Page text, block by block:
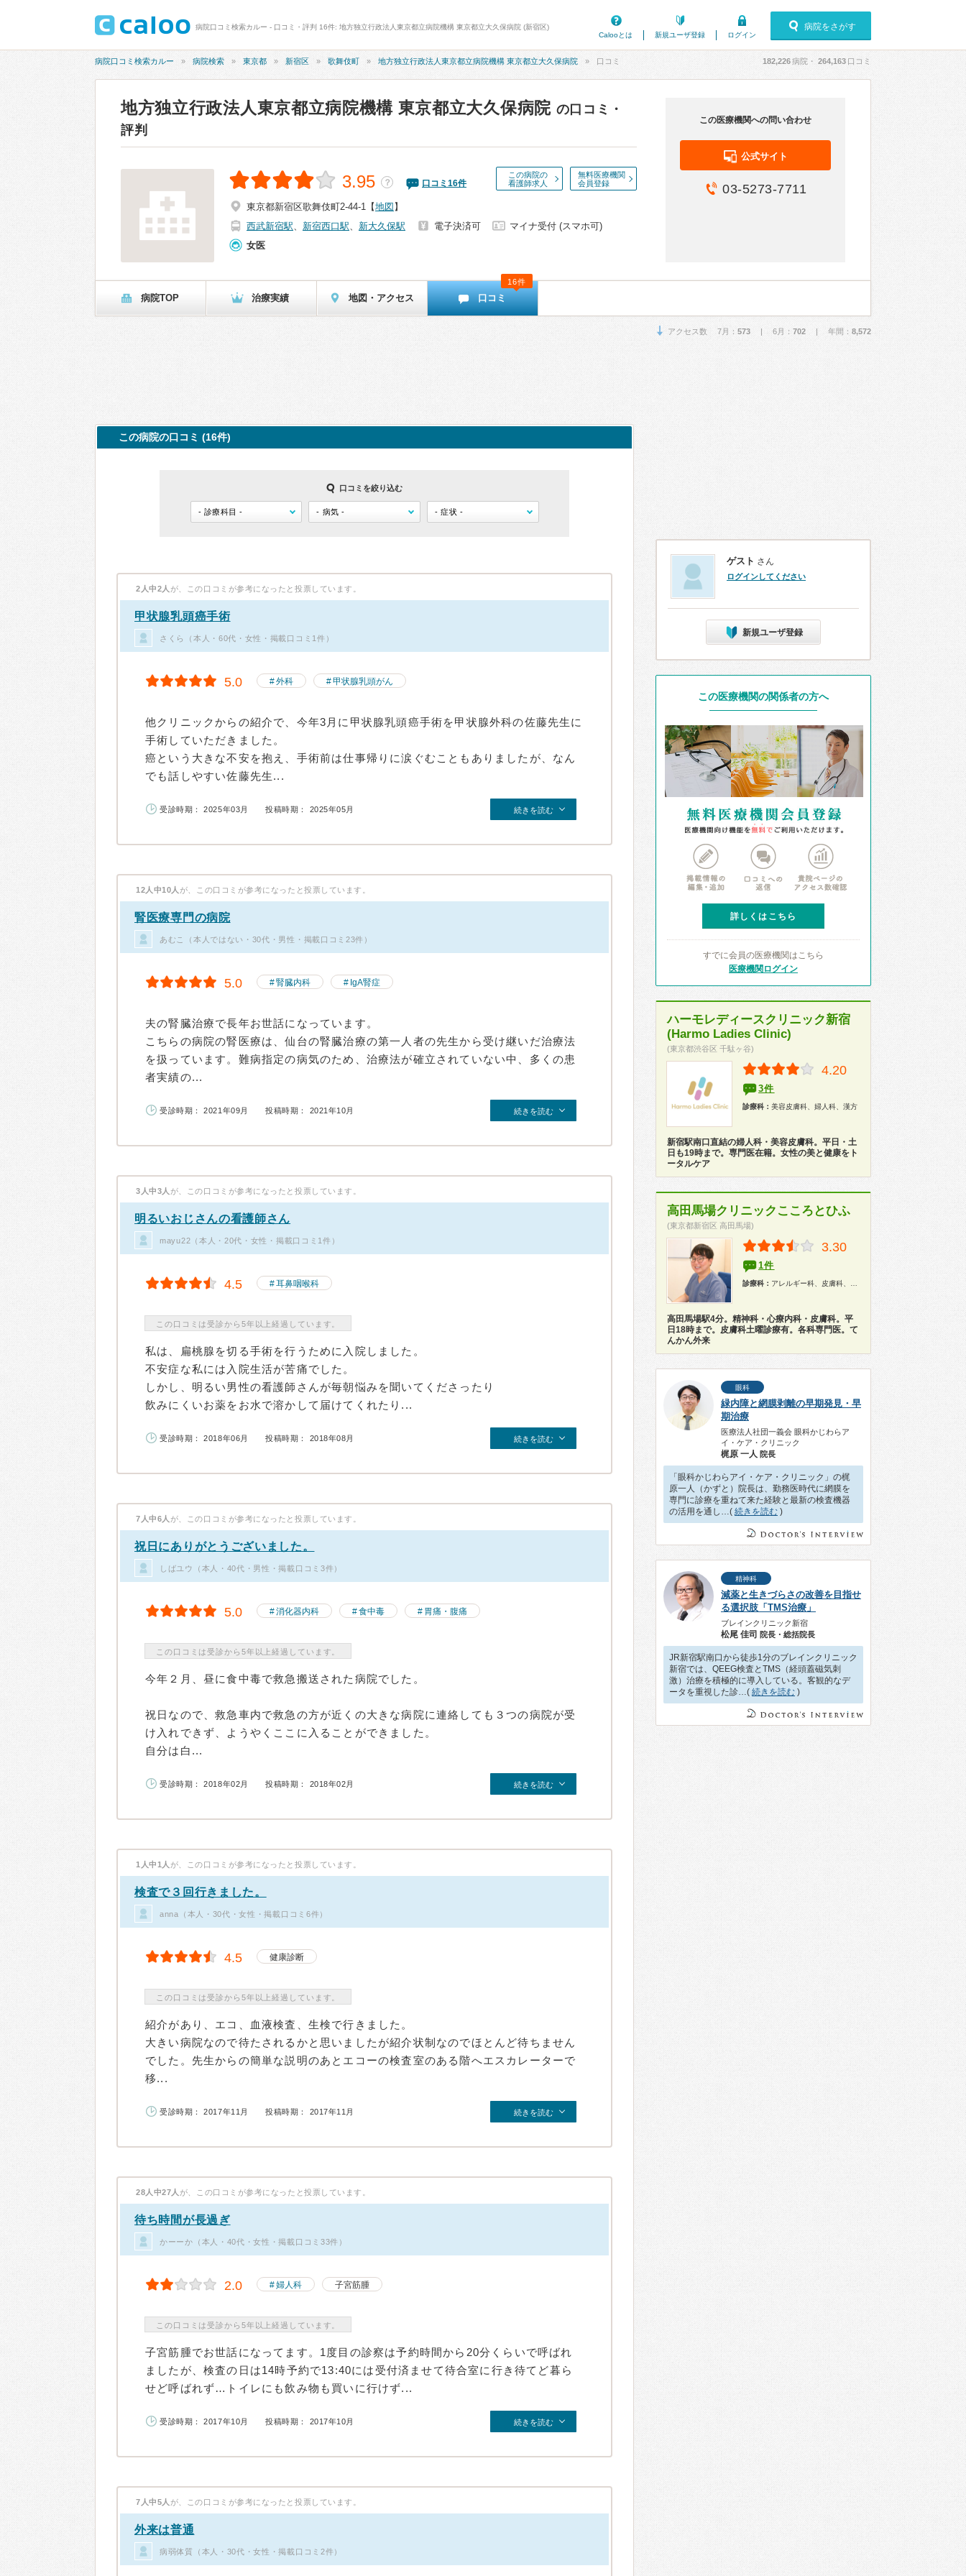
病院口コミ検索カルー - 口コミ・評判 16件: 地方独立行政法人東京都立病院機構 東京都立大久保病院 (新宿区)
Calooとは
新規ユーザ登録 ログイン
病院をさがす
病院口コミ検索カルー 病院検索 東京都 新宿区 歌舞伎町 地方独立行政法人東京都立病院機構 東京都立大久保病院 口コミ 182,226病院・ 264,163 口コミ
地方独立行政法人東京都立病院機構 東京都立大久保病院 の口コミ・
評判
この病院の
看護師求人
無料医療機関
会員登録
3.95 ？ 口コミ 16件
東京都新宿区歌舞伎町2-44-1 【地図 】
西武新宿駅、 新宿西口駅、 新大久保駅 電子決済可
マイナ受付 (スマホ可)
女医
この医療機関への問い合わせ
公式サイト
03-5273-7711
病院TOP 治療実績 地図・アクセス 口コミ
16件
アクセス数 7月： 573 | 6月： 702 | 年間： 8,572
この病院の口コミ (16件)
口コミを絞り込む
2人中2人 が、この口コミが参考になったと投票しています。
甲状腺乳頭癌手術
さくら（本人・60代・女性・掲載口コミ1件）
5.0 外科 甲状腺乳頭がん
他クリニックからの紹介で、今年3月に甲状腺乳頭癌手術を甲状腺外科の佐藤先生に
手術していただきました。
癌という大きな不安を抱え、手術前は仕事帰りに涙ぐむこともありましたが、なん
でも話しやすい佐藤先生...
受診時期： 2025年03月 投稿時期： 2025年05月 続きを読む
12人中10人 が、この口コミが参考になったと投票しています。
腎医療専門の病院
あむこ（本人ではない・30代・男性・掲載口コミ23件）
5.0 腎臓内科 IgA腎症
夫の腎臓治療で長年お世話になっています。
こちらの病院の腎医療は、仙台の腎臓治療の第一人者の先生から受け継いだ治療法
を扱っています。難病指定の病気のため、治療法が確立されていない中、多くの患
者実績の...
受診時期： 2021年09月 投稿時期： 2021年10月 続きを読む
3人中3人 が、この口コミが参考になったと投票しています。
明るいおじさんの看護師さん
mayu22（本人・20代・女性・掲載口コミ1件）
4.5 耳鼻咽喉科
この口コミは受診から5年以上経過しています。
私は、扁桃腺を切る手術を行うために入院しました。
不安症な私には入院生活が苦痛でした。
しかし、明るい男性の看護師さんが毎朝悩みを聞いてくださったり
飲みにくいお薬をお水で溶かして届けてくれたり...
受診時期： 2018年06月 投稿時期： 2018年08月 続きを読む
7人中6人 が、この口コミが参考になったと投票しています。
祝日にありがとうございました。
しばユウ（本人・40代・男性・掲載口コミ3件）
5.0 消化器内科 食中毒 胃痛・腹痛
この口コミは受診から5年以上経過しています。
今年２月、昼に食中毒で救急搬送された病院でした。
祝日なので、救急車内で救急の方が近くの大きな病院に連絡しても３つの病院が受
け入れできず、ようやくここに入ることができました。
自分は白...
受診時期： 2018年02月 投稿時期： 2018年02月 続きを読む
1人中1人 が、この口コミが参考になったと投票しています。
検査で３回行きました。
anna（本人・30代・女性・掲載口コミ6件）
4.5 健康診断
この口コミは受診から5年以上経過しています。
紹介があり、エコ、血液検査、生検で行きました。
大きい病院なので待たされるかと思いましたが紹介状制なのでほとんど待ちません
でした。先生からの簡単な説明のあとエコーの検査室のある階へエスカレーターで
移...
受診時期： 2017年11月 投稿時期： 2017年11月 続きを読む
28人中27人 が、この口コミが参考になったと投票しています。
待ち時間が長過ぎ
かーーか（本人・40代・女性・掲載口コミ33件）
2.0 婦人科 子宮筋腫
この口コミは受診から5年以上経過しています。
子宮筋腫でお世話になってます。1度目の診察は予約時間から20分くらいで呼ばれ
ましたが、検査の日は14時予約で13:40には受付済ませて待合室に行き待てど暮ら
せど呼ばれず…トイレにも飲み物も買いに行けず...
受診時期： 2017年10月 投稿時期： 2017年10月 続きを読む
7人中5人 が、この口コミが参考になったと投票しています。
外来は普通
病弱体質（本人・30代・女性・掲載口コミ2件）
ゲスト さん
ログインしてください
新規ユーザ登録
この医療機関の関係者の方へ
詳しくはこちら
すでに会員の医療機関はこちら
医療機関ログイン
ハーモレディースクリニック新宿
(Harmo Ladies Clinic)
(東京都渋谷区 千駄ヶ谷)
4.20
3件
診療科： 美容皮膚科、婦人科、漢方
新宿駅南口直結の婦人科・美容皮膚科。平日・土
日も19時まで。専門医在籍。女性の美と健康をト
ータルケア
高田馬場クリニックこころとひふ
(東京都新宿区 高田馬場)
3.30
1件
診療科： アレルギー科、皮膚科、精神科、心療内科
高田馬場駅4分。精神科・心療内科・皮膚科。平
日18時まで。皮膚科土曜診療有。各科専門医。て
んかん外来
眼科
緑内障と網膜剥離の早期発見・早
期治療
医療法人社団一義会 眼科かじわらア
イ・ケア・クリニック
梶原 一人 院長
「眼科かじわらアイ・ケア・クリニック」の梶
原一人（かずと）院長は、勤務医時代に網膜を
専門に診療を重ねて来た経験と最新の検査機器
の活用を通し…( 続きを読む )
精神科
減薬と生きづらさの改善を目指せ
る選択肢「TMS治療」
ブレインクリニック新宿
松尾 佳司 院長・総括院長
JR新宿駅南口から徒歩1分のブレインクリニック
新宿では、QEEG検査とTMS（経頭蓋磁気刺
激）治療を積極的に導入している。客観的なデ
ータを重視した診…( 続きを読む )